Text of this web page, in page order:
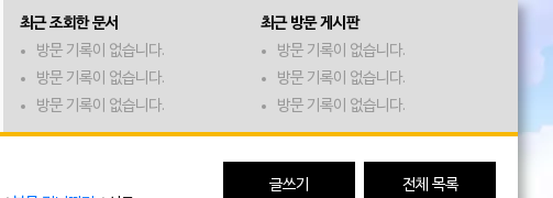
최근 조회한 문서
방문 기록이 없습니다.
방문 기록이 없습니다.
방문 기록이 없습니다.
최근 방문 게시판
방문 기록이 없습니다.
방문 기록이 없습니다.
방문 기록이 없습니다.
글쓰기 전체 목록